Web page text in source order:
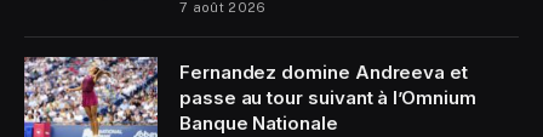
7 août 2026
Fernandez domine Andreeva et
passe au tour suivant à l’Omnium
Banque Nationale